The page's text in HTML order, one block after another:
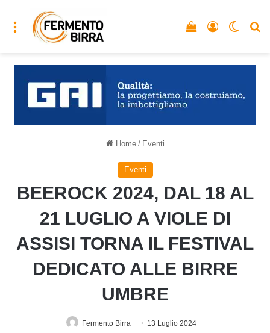
Menu Accedi
Vedi il carrello
Home / Eventi
Eventi
BEEROCK 2024, DAL 18 AL
21 LUGLIO A VIOLE DI
ASSISI TORNA IL FESTIVAL
DEDICATO ALLE BIRRE
UMBRE
Fermento Birra 13 Luglio 2024